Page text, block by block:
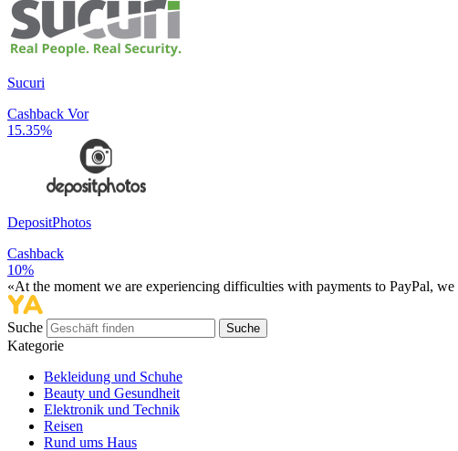
Sucuri
Cashback Vor
15.35%
DepositPhotos
Cashback
10%
«At the moment we are experiencing difficulties with payments to PayPal,
Suche Suche
Kategorie
Bekleidung und Schuhe
Beauty und Gesundheit
Elektronik und Technik
Reisen
Rund ums Haus